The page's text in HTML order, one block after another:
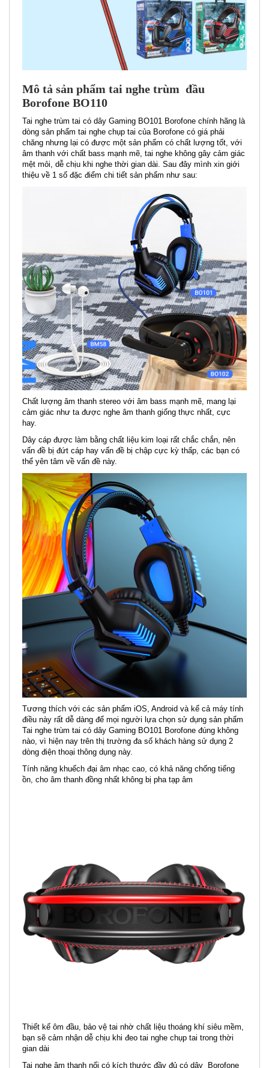
Mô tả sản phẩm tai nghe trùm đầu
Borofone BO110
Tai nghe trùm tai có dây Gaming BO101 Borofone chính hãng là
dòng sản phẩm tai nghe chụp tai của Borofone có giá phải
chăng nhưng lại có được một sản phẩm có chất lượng tốt, với
âm thanh với chất bass mạnh mẽ, tai nghe không gây cảm giác
mệt mỏi, dễ chịu khi nghe thời gian dài. Sau đây mình xin giới
thiệu về 1 số đặc điểm chi tiết sản phẩm như sau:
Chất lượng âm thanh stereo với âm bass mạnh mẽ, mang lại
cảm giác như ta được nghe âm thanh giống thực nhất, cực
hay.
Dây cáp được làm bằng chất liệu kim loại rất chắc chắn, nên
vấn đề bị đứt cáp hay vấn đề bị chập cực kỳ thấp, các bạn có
thể yên tâm về vấn đề này.
Tương thích với các sản phẩm iOS, Android và kể cả máy tính
điều này rất dễ dàng để mọi người lựa chọn sử dụng sản phẩm
Tai nghe trùm tai có dây Gaming BO101 Borofone đúng không
nào, vì hiện nay trên thị trường đa số khách hàng sử dụng 2
dòng điện thoại thông dụng này.
Tính năng khuếch đại âm nhạc cao, có khả năng chống tiếng
ồn, cho âm thanh đồng nhất không bị pha tạp âm
Thiết kế ôm đầu, bảo vệ tai nhờ chất liệu thoáng khí siêu mềm,
bạn sẽ cảm nhận dễ chịu khi đeo tai nghe chụp tai trong thời
gian dài
Tai nghe âm thanh nổi có kích thước đầy đủ có dây Borofone